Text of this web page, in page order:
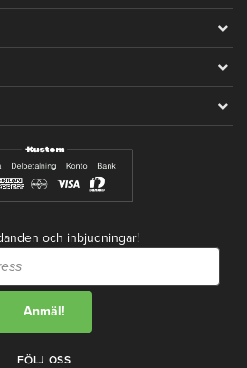
och inbjudningar!
FÖLJ OSS